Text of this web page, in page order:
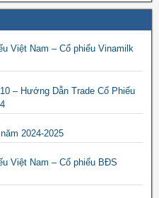
Việt Nam – Cổ phiếu Vinamilk
2024-2025
Việt Nam – Cổ phiếu BĐS